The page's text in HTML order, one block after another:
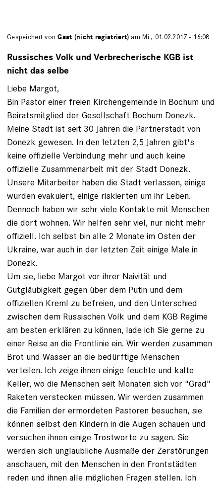
Gespeichert vonGast (nicht registriert) am Mi., 01.02.2017 - 16:08
Russisches Volk und Verbrecherische KGB ist
nicht das selbe
Liebe Margot,
Bin Pastor einer freien Kirchengemeinde in Bochum und
Beiratsmitglied der Gesellschaft Bochum Donezk.
Meine Stadt ist seit 30 Jahren die Partnerstadt von
Donezk gewesen. In den letzten 2,5 Jahren gibt's
keine offizielle Verbindung mehr und auch keine
offizielle Zusammenarbeit mit der Stadt Donezk.
Unsere Mitarbeiter haben die Stadt verlassen, einige
wurden evakuiert, einige riskierten um ihr Leben.
Dennoch haben wir sehr viele Kontakte mit Menschen
die dort wohnen. Wir helfen sehr viel, nur nicht mehr
offiziell. Ich selbst bin alle 2 Monate im Osten der
Ukraine, war auch in der letzten Zeit einige Male in
Donezk.
Um sie, liebe Margot vor ihrer Naivität und
Gutgläubigkeit gegen über dem Putin und dem
offiziellen Kreml zu befreien, und den Unterschied
zwischen dem Russischen Volk und dem KGB Regime
am besten erklären zu können, lade ich Sie gerne zu
einer Reise an die Frontlinie ein. Wir werden zusammen
Brot und Wasser an die bedürftige Menschen
verteilen. Ich zeige ihnen einige feuchte und kalte
Keller, wo die Menschen seit Monaten sich vor "Grad"
Raketen verstecken müssen. Wir werden zusammen
die Familien der ermordeten Pastoren besuchen, sie
können selbst den Kindern in die Augen schauen und
versuchen ihnen einige Trostworte zu sagen. Sie
werden sich unglaubliche Ausmaße der Zerstörungen
anschauen, mit den Menschen in den Frontstädten
reden und ihnen alle möglichen Fragen stellen. Ich